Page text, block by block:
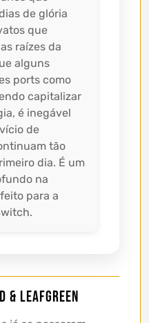
de glória
que
raízes da
alguns
ports como
capitalizar
é inegável
de
tão
dia. É um
na
para a
& LeafGreen